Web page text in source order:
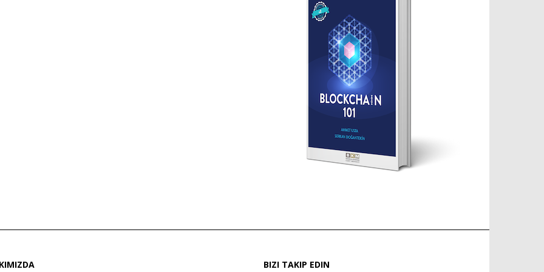
BIZI TAKIP EDIN